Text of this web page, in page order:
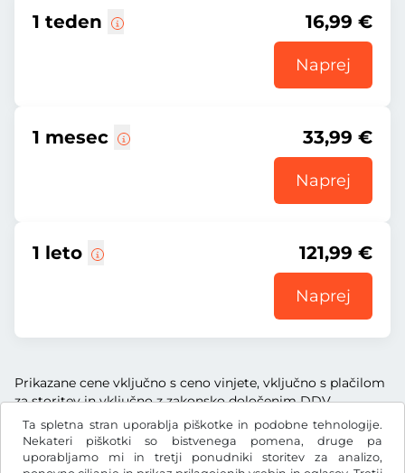
Ta spletna stran uporablja piškotke in podobne tehnologije.
Nekateri piškotki so bistvenega pomena, druge pa
uporabljamo mi in tretji ponudniki storitev za analizo,
1 teden 16,99 €
Naprej
1 mesec 33,99 €
Naprej
1 leto 121,99 €
Naprej
Prikazane cene vključno s ceno vinjete, vključno s plačilom
za storitev in vključno z zakonsko določenim DDV.